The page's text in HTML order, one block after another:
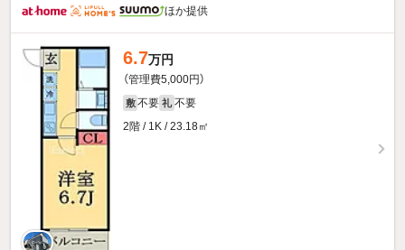
ほか提供
6.7万円
（管理費5,000円）
敷 不要 礼 不要
2階 / 1K / 23.18㎡